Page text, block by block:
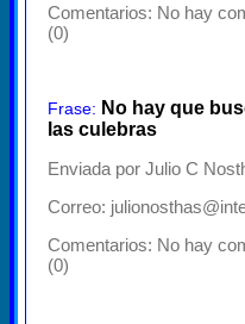
Comentarios: No hay
(0)
Frase: No hay que
las culebras
Enviada por Julio C
Correo:
Comentarios: No hay
(0)